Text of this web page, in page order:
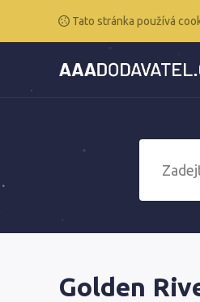
Tato stránka používá
Golden